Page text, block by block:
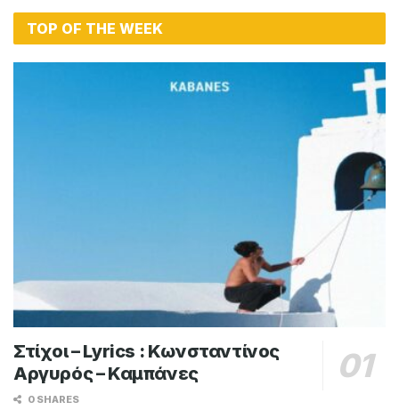
TOP OF THE WEEK
Στίχοι – Lyrics : Κωνσταντίνος
Αργυρός – Καμπάνες
0 SHARES